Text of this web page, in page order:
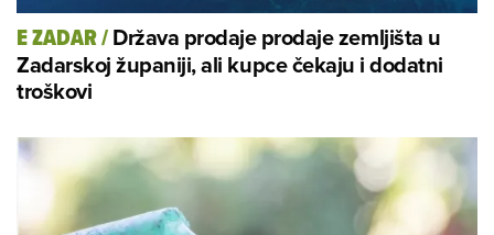
E ZADAR/Država prodaje prodaje zemljišta u
Zadarskoj županiji, ali kupce čekaju i dodatni
troškovi